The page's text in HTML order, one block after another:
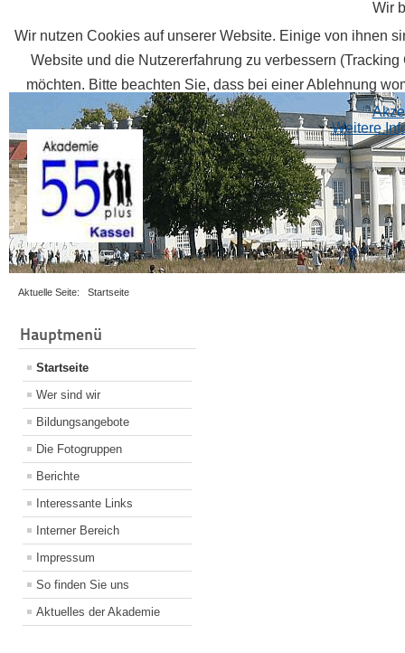
Aktuelle Seite: Startseite
Hauptmenü
Startseite
Wer sind wir
Bildungsangebote
Die Fotogruppen
Berichte
Interessante Links
Interner Bereich
Impressum
So finden Sie uns
Aktuelles der Akademie
Wir
Wir nutzen Cookies auf unserer Website. Einige von ihnen
Website und die Nutzererfahrung zu verbessern
möchten. Bitte beachten Sie, dass bei einer Ablehnung
Weitere